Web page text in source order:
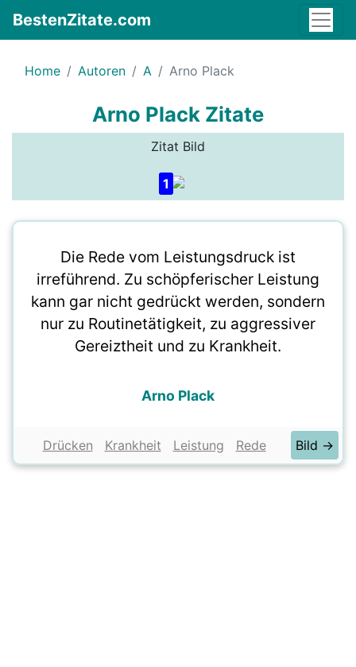
BestenZitate.com
Home Autoren A Arno Plack
Arno Plack Zitate
Zitat Bild
1
Die Rede vom Leistungsdruck ist
irreführend. Zu schöpferischer Leistung
kann gar nicht gedrückt werden, sondern
nur zu Routinetätigkeit, zu aggressiver
Gereiztheit und zu Krankheit.
Arno Plack
Drücken Krankheit Leistung Rede Bild →